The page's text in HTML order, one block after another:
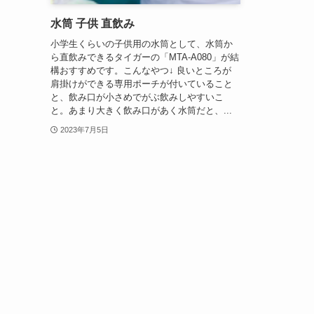
水筒 子供 直飲み
小学生くらいの子供用の水筒として、水筒か
ら直飲みできるタイガーの「MTA-A080」が結
構おすすめです。こんなやつ↓ 良いところが
肩掛けができる専用ポーチが付いていること
と、飲み口が小さめでがぶ飲みしやすいこ
と。あまり大きく飲み口があく水筒だと、...
2023年7月5日